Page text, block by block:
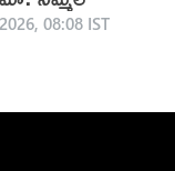
08:08 IST